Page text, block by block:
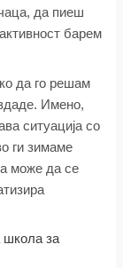
да пиеш
барем
да го решам
Имено,
ситуација со
ги зимаме
може да се
школа за